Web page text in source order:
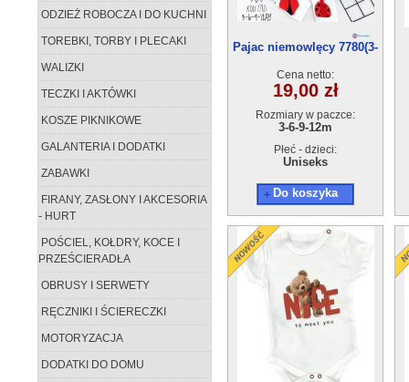
ODZIEŻ ROBOCZA I DO KUCHNI
TOREBKI, TORBY I PLECAKI
WALIZKI
TECZKI I AKTÓWKI
KOSZE PIKNIKOWE
GALANTERIA I DODATKI
ZABAWKI
FIRANY, ZASŁONY I AKCESORIA
- HURT
POŚCIEL, KOŁDRY, KOCE I
PRZEŚCIERADŁA
OBRUSY I SERWETY
RĘCZNIKI I ŚCIERECZKI
MOTORYZACJA
DODATKI DO DOMU
Pajac niemowlęcy 7780(3-
Cena netto:
19,00 zł
Rozmiary w paczce:
3-6-9-12m
Płeć - dzieci:
Uniseks
Do koszyka